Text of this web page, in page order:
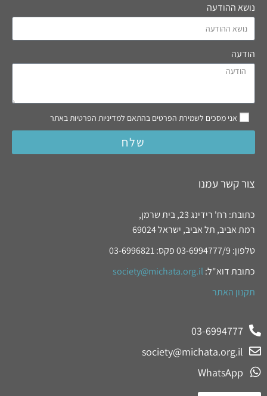
נושא ההודעה
הודעה
אני מסכים לשמירת הפרטים בהתאם למדיניות הפרטיות באתר
שלח
צור קשר עמנו
כתובת: רח' רידינג 23, בית שרמן,
רמת אביב, תל אביב, ישראל 69024
טלפון: 03-6994777/9 פקס: 03-6996821
כתובת דוא"ל: society@michata.org.il
תקנון האתר
03-6994777
society@michata.org.il
WhatsApp